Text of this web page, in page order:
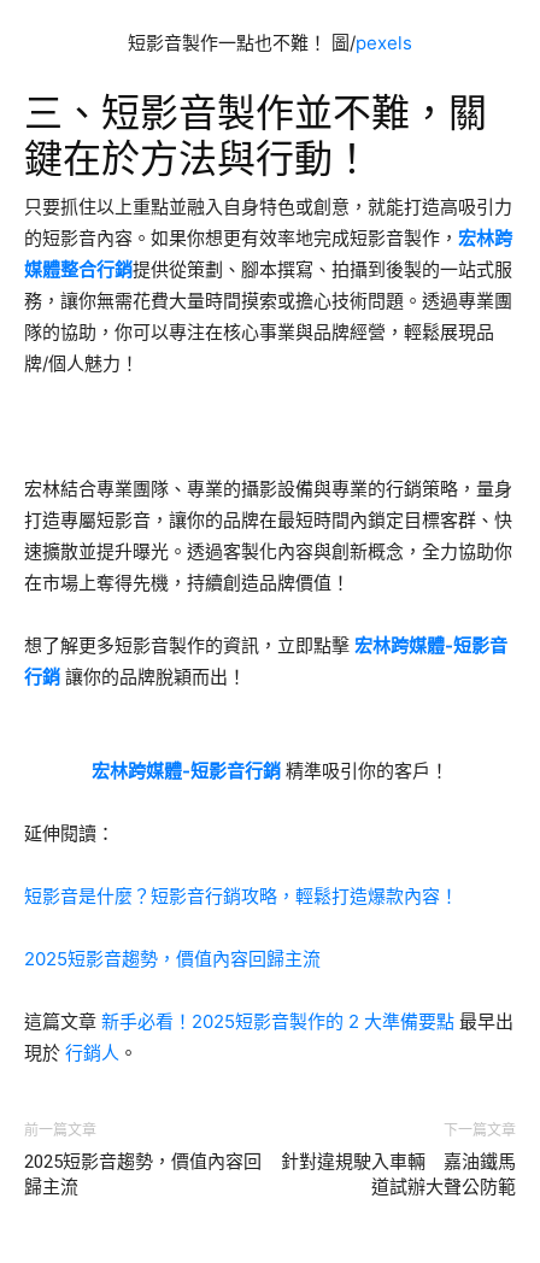
短影音製作一點也不難！ 圖/pexels
三、短影音製作並不難，關
鍵在於方法與行動！
只要抓住以上重點並融入自身特色或創意，就能打造高吸引力
的短影音內容。如果你想更有效率地完成短影音製作， 宏林跨
媒體整合行銷提供從策劃、腳本撰寫、拍攝到後製的一站式服
務，讓你無需花費大量時間摸索或擔心技術問題。透過專業團
隊的協助，你可以專注在核心事業與品牌經營，輕鬆展現品
牌/個人魅力！
宏林結合專業團隊、專業的攝影設備與專業的行銷策略，量身
打造專屬短影音，讓你的品牌在最短時間內鎖定目標客群、快
速擴散並提升曝光。透過客製化內容與創新概念，全力協助你
在市場上奪得先機，持續創造品牌價值！
想了解更多短影音製作的資訊，立即點擊 宏林跨媒體-短影音
行銷 讓你的品牌脫穎而出！
宏林跨媒體-短影音行銷 精準吸引你的客戶！
延伸閱讀：
短影音是什麼？短影音行銷攻略，輕鬆打造爆款內容！
2025短影音趨勢，價值內容回歸主流
這篇文章 新手必看！2025短影音製作的 2 大準備要點 最早出
現於 行銷人 。
前一篇文章
2025短影音趨勢，價值內容回
歸主流
下一篇文章
針對違規駛入車輛 嘉油鐵馬
道試辦大聲公防範